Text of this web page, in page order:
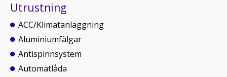
Utrustning
ACC/Klimatanläggning
Aluminiumfälgar
Antispinnsystem
Automatlåda